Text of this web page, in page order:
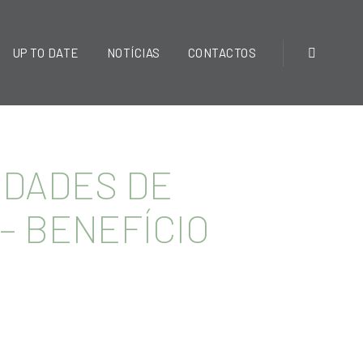
UP TO DATE NOTÍCIAS CONTACTOS
DE
BENEFÍCIO